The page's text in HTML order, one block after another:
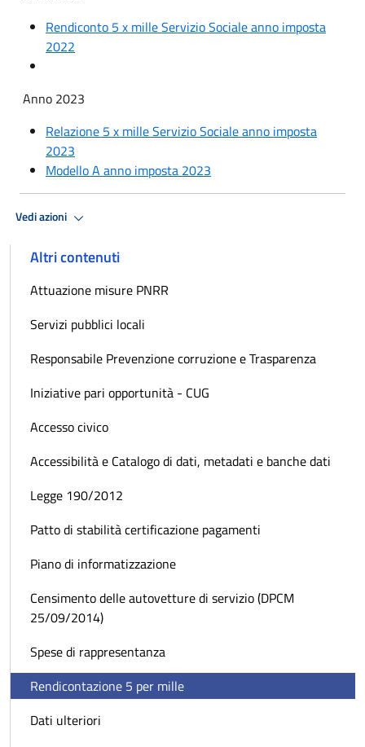
Rendiconto 5 x mille Servizio Sociale anno imposta
2022
Anno 2023
Relazione 5 x mille Servizio Sociale anno imposta
2023
Modello A anno imposta 2023
Vedi azioni
Altri contenuti
Attuazione misure PNRR
Servizi pubblici locali
Responsabile Prevenzione corruzione e Trasparenza
Iniziative pari opportunità - CUG
Accesso civico
Accessibilità e Catalogo di dati, metadati e banche dati
Legge 190/2012
Patto di stabilità certificazione pagamenti
Piano di informatizzazione
Censimento delle autovetture di servizio (DPCM
25/09/2014)
Spese di rappresentanza
Rendicontazione 5 per mille
Dati ulteriori